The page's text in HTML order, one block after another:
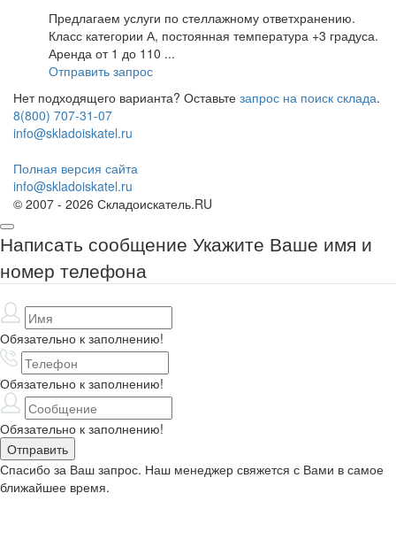
Предлагаем услуги по стеллажному ответхранению.
Класс категории А, постоянная температура +3 градуса.
Аренда от 1 до 110 ...
Отправить запрос
Нет подходящего варианта? Оставьте запрос на поиск склада.
8(800) 707-31-07
info@skladoiskatel.ru
Полная версия сайта
info@skladoiskatel.ru
© 2007 - 2026 Складоискатель.RU
Написать сообщение Укажите Ваше имя и
номер телефона
Обязательно к заполнению!
Обязательно к заполнению!
Обязательно к заполнению!
Спасибо за Ваш запрос. Наш менеджер свяжется с Вами в самое
ближайшее время.